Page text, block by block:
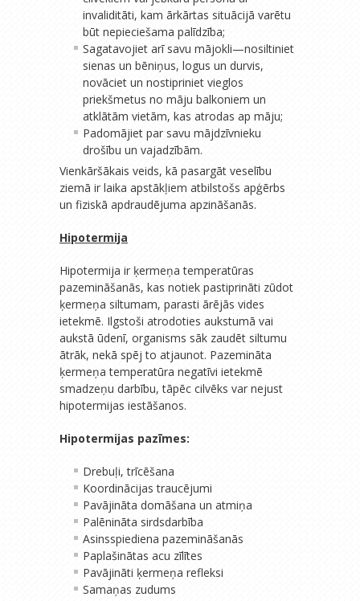
invaliditāti, kam ārkārtas situācijā varētu
būt nepieciešama palīdzība;
Sagatavojiet arī savu mājokli—nosiltiniet
sienas un bēniņus, logus un durvis,
novāciet un nostipriniet vieglos
priekšmetus no māju balkoniem un
atklātām vietām, kas atrodas ap māju;
Padomājiet par savu mājdzīvnieku
drošību un vajadzībām.
Vienkāršākais veids, kā pasargāt veselību
ziemā ir laika apstākļiem atbilstošs apģērbs
un fiziskā apdraudējuma apzināšanās.
Hipotermija
Hipotermija ir ķermeņa temperatūras
pazemināšanās, kas notiek pastiprināti zūdot
ķermeņa siltumam, parasti ārējās vides
ietekmē. Ilgstoši atrodoties aukstumā vai
aukstā ūdenī, organisms sāk zaudēt siltumu
ātrāk, nekā spēj to atjaunot. Pazemināta
ķermeņa temperatūra negatīvi ietekmē
smadzeņu darbību, tāpēc cilvēks var nejust
hipotermijas iestāšanos.
Hipotermijas pazīmes:
Drebuļi, trīcēšana
Koordinācijas traucējumi
Pavājināta domāšana un atmiņa
Palēnināta sirdsdarbība
Asinsspiediena pazemināšanās
Paplašinātas acu zīlītes
Pavājināti ķermeņa refleksi
Samaņas zudums